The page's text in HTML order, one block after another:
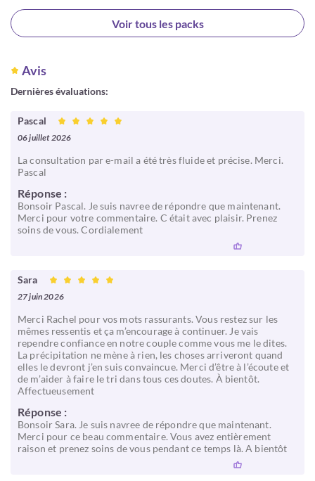
Choisir
Voir tous les packs
Avis
Dernières évaluations:
Pascal
06 juillet 2026
La consultation par e-mail a été très fluide et précise. Merci.
Pascal
Réponse :
Bonsoir Pascal. Je suis navree de répondre que maintenant.
Merci pour votre commentaire. C était avec plaisir. Prenez
soins de vous. Cordialement
Sara
27 juin 2026
Merci Rachel pour vos mots rassurants. Vous restez sur les
mêmes ressentis et ça m’encourage à continuer. Je vais
rependre confiance en notre couple comme vous me le dites.
La précipitation ne mène à rien, les choses arriveront quand
elles le devront j’en suis convaincue. Merci d’être à l’écoute et
de m’aider à faire le tri dans tous ces doutes. À bientôt.
Affectueusement
Réponse :
Bonsoir Sara. Je suis navree de répondre que maintenant.
Merci pour ce beau commentaire. Vous avez entièrement
raison et prenez soins de vous pendant ce temps là. A bientôt